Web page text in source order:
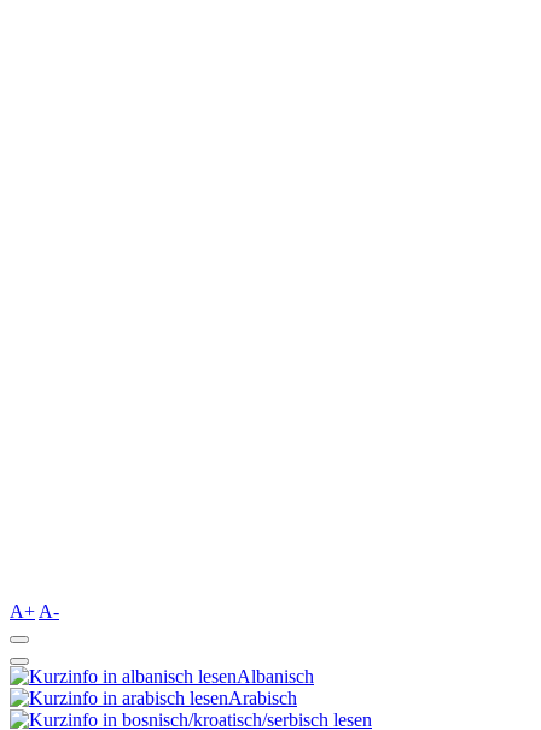
A+ A-
Albanisch
Arabisch